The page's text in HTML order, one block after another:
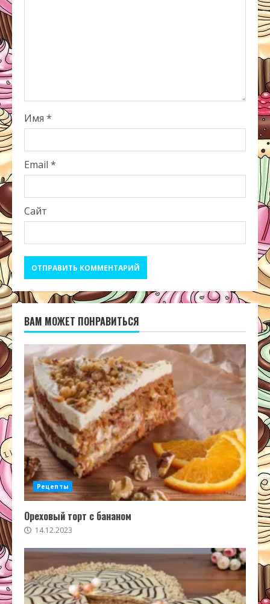
Имя *
Email *
Сайт
ВАМ МОЖЕТ ПОНРАВИТЬСЯ
Рецепты
Ореховый торт с бананом
14.12.2023